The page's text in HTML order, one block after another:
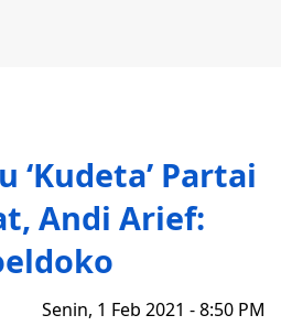
‘Kudeta’ Partai
Andi Arief:
Senin, 1 Feb 2021 - 8:50 PM